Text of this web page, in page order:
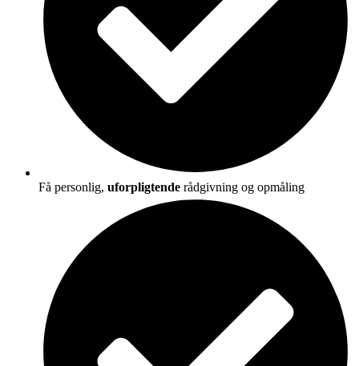
Få personlig, uforpligtende rådgivning og opmåling